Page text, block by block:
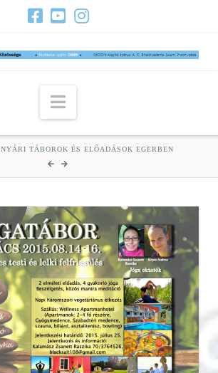
Navigation
NYÁRI TÁBOROK ÉS ELŐADÁSOK EGERBEN